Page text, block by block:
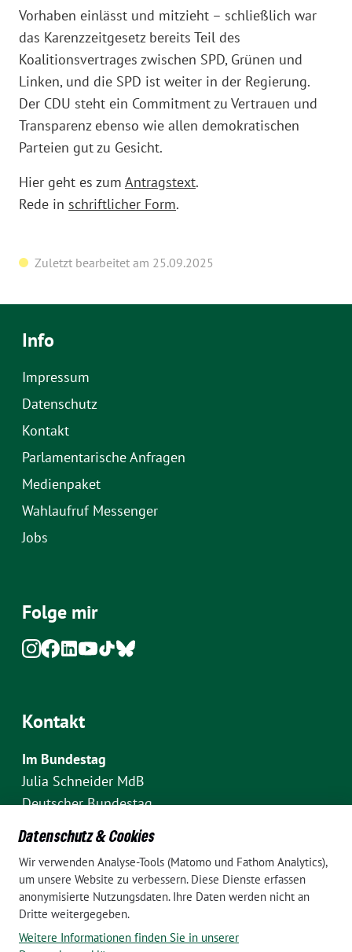
Vorhaben einlässt und mitzieht – schließlich war
das Karenzzeitgesetz bereits Teil des
Koalitionsvertrages zwischen SPD, Grünen und
Linken, und die SPD ist weiter in der Regierung.
Der CDU steht ein Commitment zu Vertrauen und
Transparenz ebenso wie allen demokratischen
Parteien gut zu Gesicht.
Hier geht es zum Antragstext.
Rede in schriftlicher Form.
Zuletzt bearbeitet am 25.09.2025
Info
Impressum
Datenschutz
Kontakt
Parlamentarische Anfragen
Medienpaket
Wahlaufruf Messenger
Jobs
Folge mir
Kontakt
Im Bundestag
Julia Schneider MdB
Deutscher Bundestag
Fraktion Bündnis 90/Die Grünen
Platz der Republik 1
D-10111 Berlin
E-Mail: julia.schneider(at)bundestag.de
Telefon: +49 30 227 70907
Im Wahlkreis Pankow
Datenschutz & Cookies
Wir verwenden Analyse-Tools (Matomo und Fathom Analytics),
um unsere Website zu verbessern. Diese Dienste erfassen
anonymisierte Nutzungsdaten. Ihre Daten werden nicht an
Dritte weitergegeben.
Weitere Informationen finden Sie in unserer